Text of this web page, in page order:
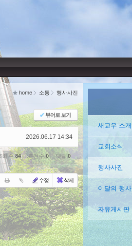
home 소통 행사사진
✔뷰어로 보기
2026.06.17 14:34
회 수84 추천 수0 댓글 0
수정 삭제
새교우 소개
교회소식
행사사진
이달의 행사
자유게시판